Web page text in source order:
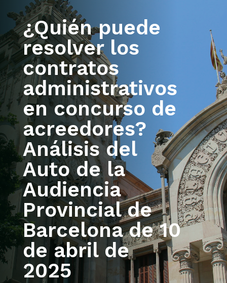
¿Quién puede
resolver los
contratos
administrativos
en concurso de
acreedores?
Análisis del
Auto de la
Audiencia
Provincial de
Barcelona de 10
de abril de
2025